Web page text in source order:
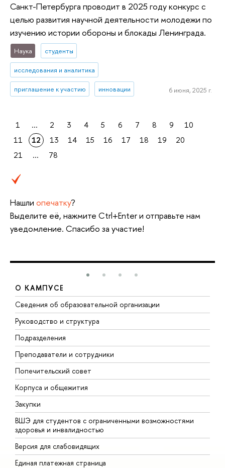
Санкт-Петербурга проводит в 2025 году конкурс с
целью развития научной деятельности молодежи по
изучению истории обороны и блокады Ленинграда.
Наука студенты
исследования и аналитика
приглашение к участию инновации 6 июня, 2025 г.
1 ... 2 3 4 5 6 7 8 9
10
11
12 13 14 15 16 17 18 19
20
21
... 78
Нашли опечатку?
Выделите её, нажмите Ctrl+Enter и отправьте нам
уведомление. Спасибо за участие!
О КАМПУСЕ
Сведения об образовательной организации
Руководство и структура
Подразделения
Преподаватели и сотрудники
Попечительский совет
Корпуса и общежития
Закупки
ВШЭ для студентов с ограниченными возможностями
здоровья и инвалидностью
Версия для слабовидящих
Единая платежная страница